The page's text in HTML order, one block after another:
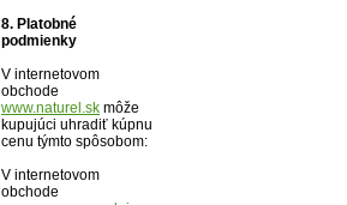
8. Platobné
podmienky
V internetovom
obchode
www.naturel.sk môže
kupujúci uhradiť kúpnu
cenu týmto spôsobom:
V internetovom
obchode